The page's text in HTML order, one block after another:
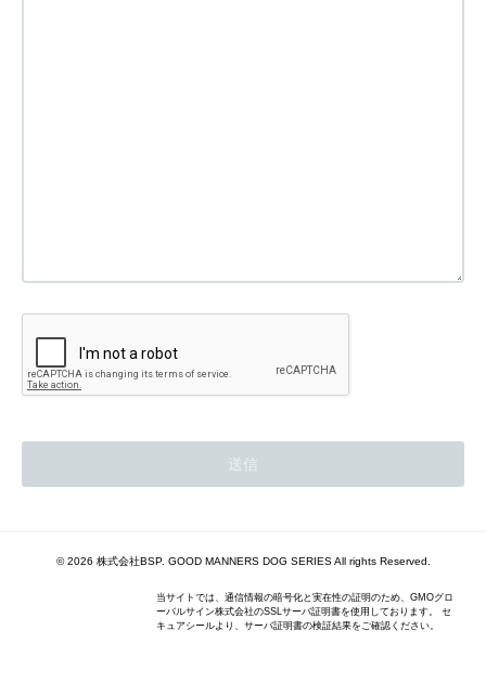
© 2026 株式会社BSP. GOOD MANNERS DOG SERIES All rights Reserved.
当サイトでは、通信情報の暗号化と実在性の証明のため、GMOグロ
ーバルサイン株式会社のSSLサーバ証明書を使用しております。 セ
キュアシールより、サーバ証明書の検証結果をご確認ください。